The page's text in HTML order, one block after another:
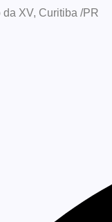
XV, Curitiba /PR